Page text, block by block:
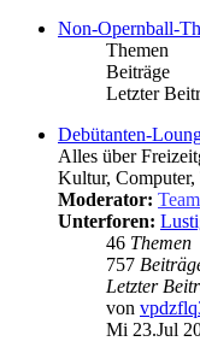
Non-Opernball-
Themen
Beiträge
Letzter
Debütanten-
Alles über
Kultur,
Moderator: Team
Unterforen:
46 Themen
757
Letzter
von
Mi 23.Jul